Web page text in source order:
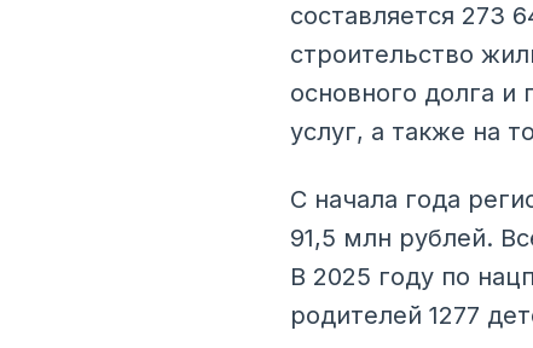
составляется 273
строительство
основного долга
услуг, а также на
С начала года
91,5 млн рублей.
В 2025 году по
родителей 1277